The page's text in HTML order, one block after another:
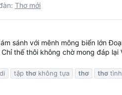
Thơ mới
sánh với mênh mông biển lớn
thế thôi không chờ mong đáp
tập thơ không tựa thơ thơ tình